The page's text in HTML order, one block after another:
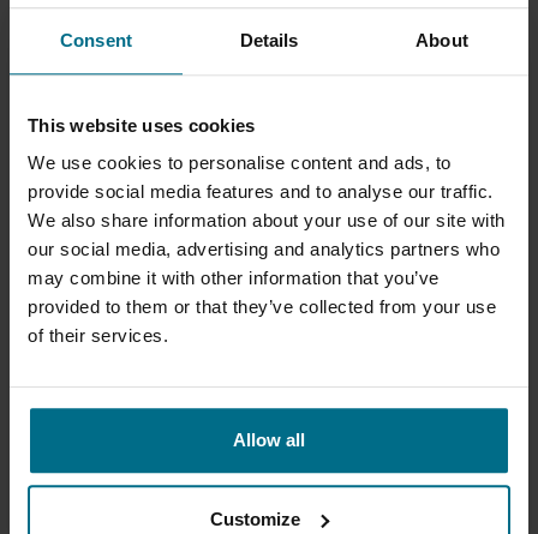
Consent Details About
This website uses cookies
We use cookies to personalise content and ads, to
provide social media features and to analyse our traffic.
We also share information about your use of our site with
our social media, advertising and analytics partners who
may combine it with other information that you’ve
provided to them or that they’ve collected from your use
of their services.
Allow all
Customize
MONO EZSTRIP POMPA TRANSFEROWA
Mono EZstrip pompa transferowa to pompa
śrubowa...
Przepływy do 225 m³/h
Ciśnienie do 12 bar